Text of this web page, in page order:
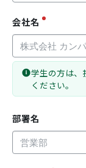
会社名
学生の方は、
ください。
部署名